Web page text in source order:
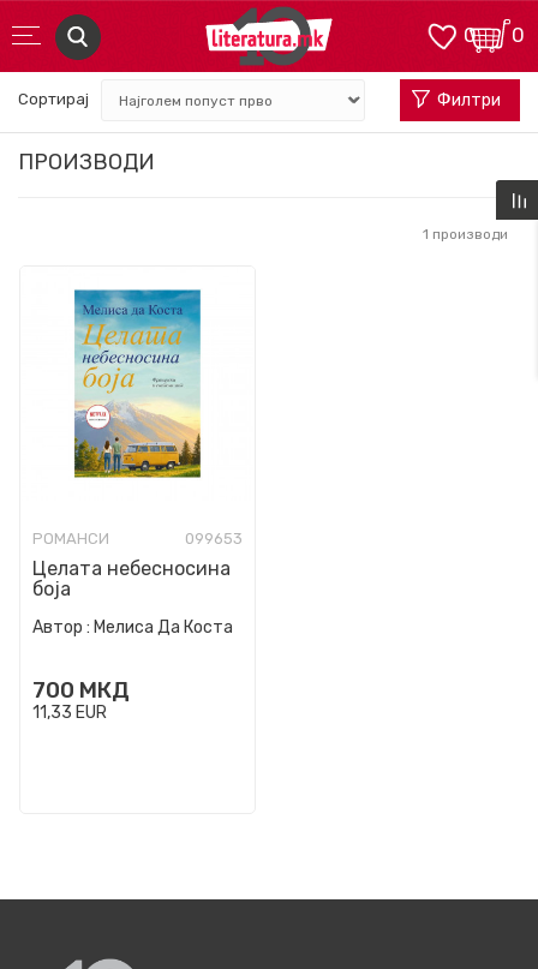
0
0
ПРОИЗВОДИ
Сортирај Филтри
1 производи
РОМАНСИ 099653
Целата небесносина
боја
Автор : Мелиса Да Коста
700 МКД
11,33 EUR